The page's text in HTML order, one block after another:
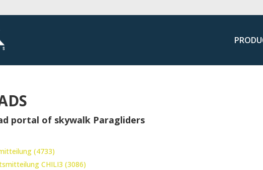
portal of skywalk Paragliders
(4733)
CHILI3 (3086)